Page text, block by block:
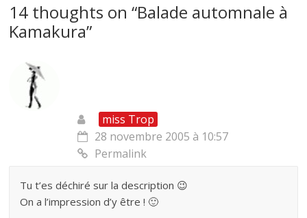
14 thoughts on “Balade automnale à
Kamakura”
miss Trop
28 novembre 2005 à 10:57
Permalink
Tu t’es déchiré sur la description 😉
On a l’impression d’y être ! 🙂